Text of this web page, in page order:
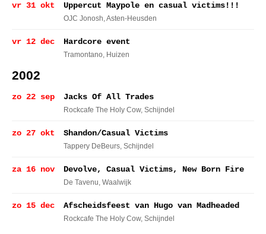
vr 31 okt Uppercut Maypole en casual victims!!!
OJC Jonosh, Asten-Heusden
vr 12 dec Hardcore event
Tramontano, Huizen
2002
zo 22 sep Jacks Of All Trades
Rockcafe The Holy Cow, Schijndel
zo 27 okt Shandon/Casual Victims
Tappery DeBeurs, Schijndel
za 16 nov Devolve, Casual Victims, New Born Fire
De Tavenu, Waalwijk
zo 15 dec Afscheidsfeest van Hugo van Madheaded
Rockcafe The Holy Cow, Schijndel